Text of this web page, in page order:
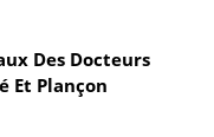
Des Docteurs
Et Plançon